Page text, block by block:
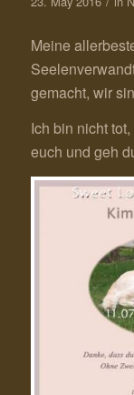
Meine
gemacht, wir
Ich bin nicht
euch und geh